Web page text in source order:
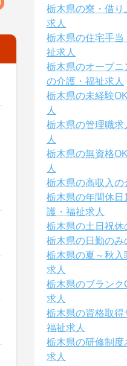
栃木県の寮・借
求人
栃木県の住宅手
祉求人
栃木県のオープ
の介護・福祉求人
栃木県の未経験
人
栃木県の管理職
人
栃木県の無資格
人
栃木県の高収入の
栃木県の年間休日
護・福祉求人
栃木県の土日祝休
栃木県の日勤のみ
栃木県の夏～秋
求人
栃木県のブランク
求人
栃木県の資格取得
福祉求人
栃木県の研修制
求人